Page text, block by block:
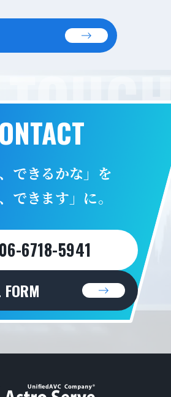
できるかな」を
できます」に。
06-6718-5941